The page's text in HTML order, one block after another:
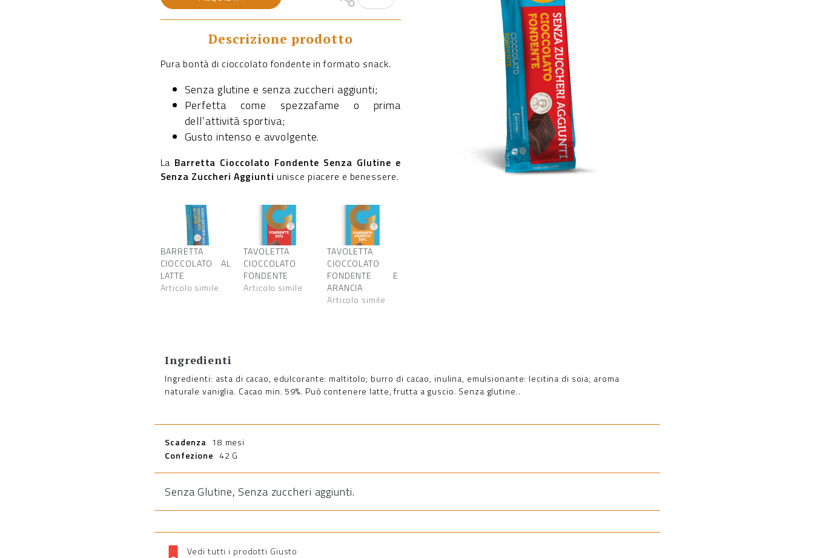
FONDENTE
quantità
Descrizione prodotto
Pura bontà di cioccolato fondente in formato snack.
Senza glutine e senza zuccheri aggiunti;
Perfetta come spezzafame o prima
dell’attività sportiva;
Gusto intenso e avvolgente.
La Barretta Cioccolato Fondente Senza Glutine e
Senza Zuccheri Aggiunti unisce piacere e benessere.
BARRETTA
CIOCCOLATO AL
LATTE
Articolo simile
TAVOLETTA
CIOCCOLATO
FONDENTE
Articolo simile
TAVOLETTA
CIOCCOLATO
FONDENTE E
ARANCIA
Articolo simile
Ingredienti
Ingredienti: asta di cacao, edulcorante: maltitolo; burro di cacao, inulina, emulsionante: lecitina di soia; aroma
naturale vaniglia. Cacao min. 59%. Può contenere latte, frutta a guscio. Senza glutine..
Scadenza 18 mesi
Confezione 42 G
Senza Glutine, Senza zuccheri aggiunti.
Vedi tutti i prodotti Giusto